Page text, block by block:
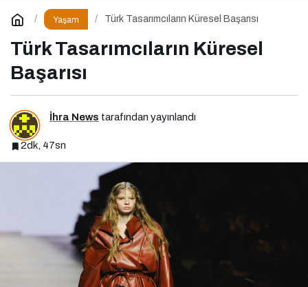
Yaşam Türk Tasarımcıların Küresel Başarısı
Türk Tasarımcıların Küresel
Başarısı
İhra News tarafından yayınlandı
2dk, 47sn